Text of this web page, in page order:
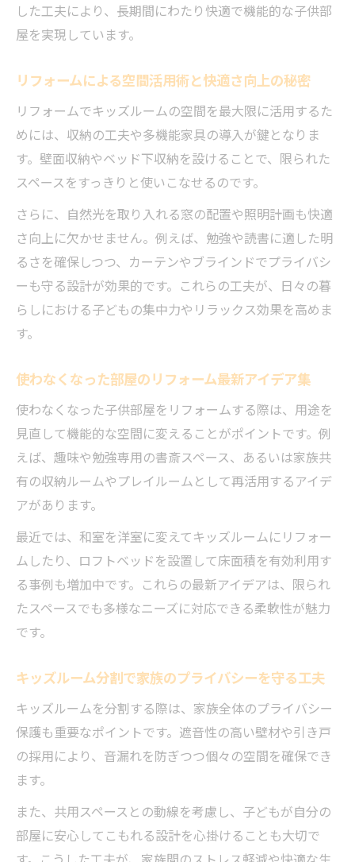
現
間取り変更リフォーム費用と補助金の関係
リフォーム補助金活用による最新アイデア
紹介
申請前に知っておくべきリフォームの注意
点
リフォームで叶う中学生向け部屋づくり
中学生向け子供部屋リフォームの基本アイ
デア
リフォームで実現する中学生３人部屋の工
夫
成長に合うリフォームプランの選び方と注
意点
子供部屋のリフォーム費用と賢い分割方法
和室をキッズルームに変身させる方法
和室リフォームでキッズルーム化するポイ
ント
使わなくなった和室のリフォーム実例紹介
間取り変更で叶える和室から子供部屋への
転用
リフォームで和室を明るく快適な空間へ
した工夫により、長期間にわたり快適で機能的な子供部
屋を実現しています。
リフォームによる空間活用術と快適さ向上の秘密
リフォームでキッズルームの空間を最大限に活用するた
めには、収納の工夫や多機能家具の導入が鍵となりま
す。壁面収納やベッド下収納を設けることで、限られた
スペースをすっきりと使いこなせるのです。
さらに、自然光を取り入れる窓の配置や照明計画も快適
さ向上に欠かせません。例えば、勉強や読書に適した明
るさを確保しつつ、カーテンやブラインドでプライバシ
ーも守る設計が効果的です。これらの工夫が、日々の暮
らしにおける子どもの集中力やリラックス効果を高めま
す。
使わなくなった部屋のリフォーム最新アイデア集
使わなくなった子供部屋をリフォームする際は、用途を
見直して機能的な空間に変えることがポイントです。例
えば、趣味や勉強専用の書斎スペース、あるいは家族共
有の収納ルームやプレイルームとして再活用するアイデ
アがあります。
最近では、和室を洋室に変えてキッズルームにリフォー
ムしたり、ロフトベッドを設置して床面積を有効利用す
る事例も増加中です。これらの最新アイデアは、限られ
たスペースでも多様なニーズに対応できる柔軟性が魅力
です。
キッズルーム分割で家族のプライバシーを守る工夫
キッズルームを分割する際は、家族全体のプライバシー
保護も重要なポイントです。遮音性の高い壁材や引き戸
の採用により、音漏れを防ぎつつ個々の空間を確保でき
ます。
また、共用スペースとの動線を考慮し、子どもが自分の
部屋に安心してこもれる設計を心掛けることも大切で